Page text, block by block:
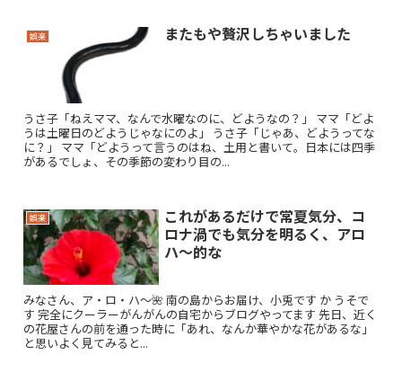
娯楽 またもや贅沢しちゃいました
うさ子「ねえママ、なんで水曜なのに、どようなの？」 ママ「どよ
うは土曜日のどようじゃなにのよ」 うさ子「じゃあ、どようってな
に？」 ママ「どようって言うのはね、土用と書いて。日本には四季
があるでしょ、その季節の変わり目の...
娯楽
これがあるだけで常夏気分、コ
ロナ渦でも気分を明るく、アロ
ハ〜的な
みなさん、ア・ロ・ハ〜🌺 南の島からお届け、小兎です か うそで
す 完全にクーラーがんがんの自宅からブログやってます 先日、近く
の花屋さんの前を通った時に「あれ、なんか華やかな花があるな」
と思いよく見てみると...